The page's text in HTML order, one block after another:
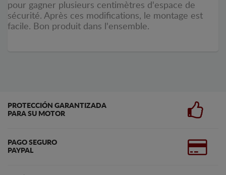
pour gagner plusieurs centimètres d'espace de
sécurité. Après ces modifications, le montage est
facile. Bon produit dans l'ensemble.
PROTECCIÓN GARANTIZADA
PARA SU MOTOR
PAGO SEGURO
PAYPAL